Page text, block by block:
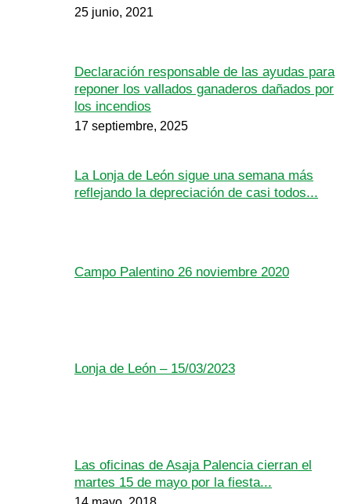
25 junio, 2021
Declaración responsable de las ayudas para
reponer los vallados ganaderos dañados por
los incendios
17 septiembre, 2025
La Lonja de León sigue una semana más
reflejando la depreciación de casi todos...
Campo Palentino 26 noviembre 2020
Lonja de León – 15/03/2023
Las oficinas de Asaja Palencia cierran el
martes 15 de mayo por la fiesta...